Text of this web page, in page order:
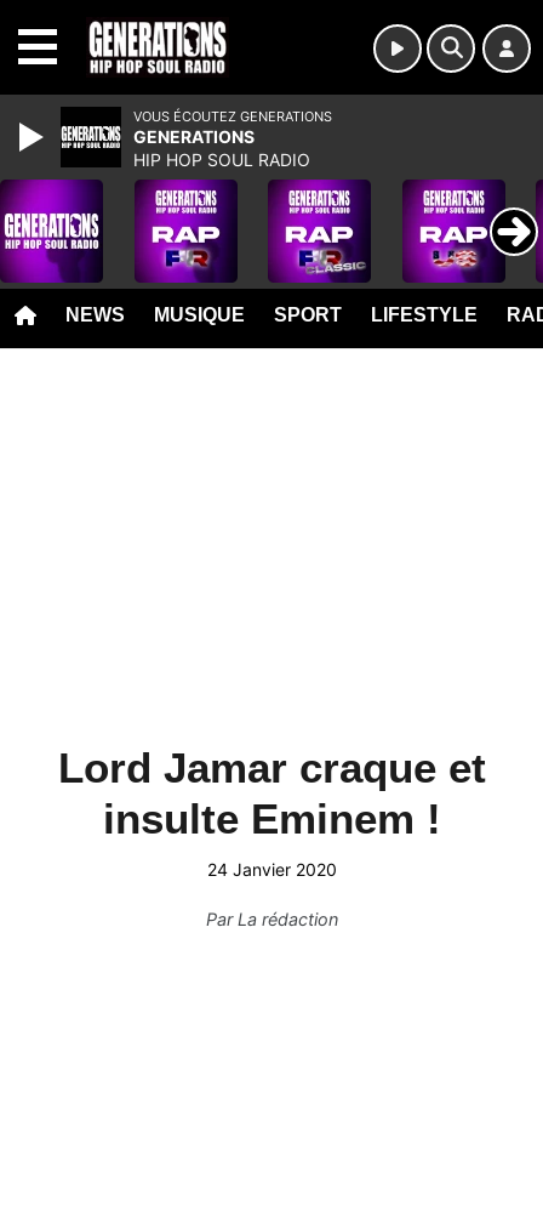
NEWS MUSIQUE SPORT LIFESTYLE
Lord Jamar craque et
insulte Eminem !
24 Janvier 2020
ParLa rédaction
VOUS ÉCOUTEZ GENERATIONS
GENERATIONS
HIP HOP SOUL RADIO